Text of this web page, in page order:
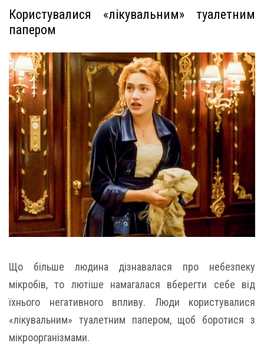
Користувалися «лікувальним» туалетним
папером
Що більше людина дізнавалася про небезпеку
мікробів, то лютіше намагалася вберегти себе від
їхнього негативного впливу. Люди користувалися
«лікувальним» туалетним папером, щоб боротися з
мікроорганізмами.